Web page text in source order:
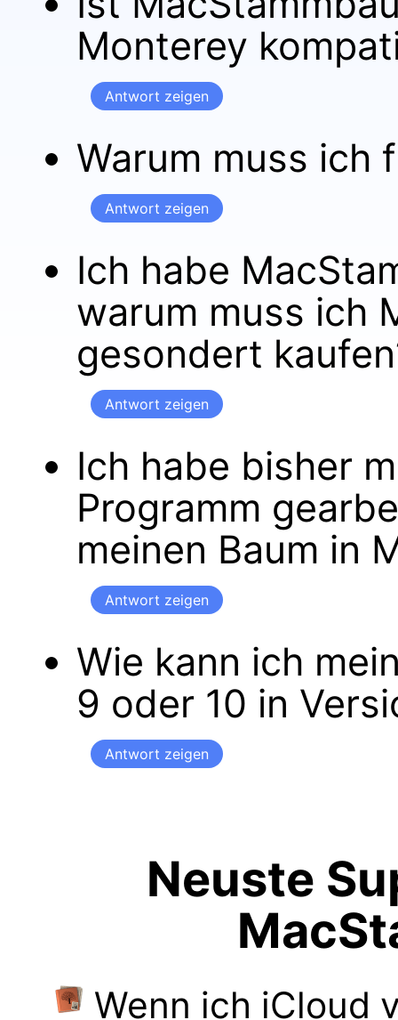
Monterey
Antwort zeigen
Warum muss ich
Antwort zeigen
Ich habe
warum muss ich
gesondert
Antwort zeigen
Ich habe bisher
Programm
meinen Baum in
Antwort zeigen
Wie kann ich
9 oder 10 in
Antwort zeigen
Neuste
Wenn ich iCloud